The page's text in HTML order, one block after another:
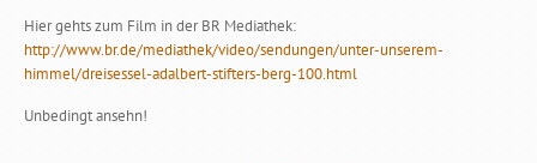
Hier gehts zum Film in der BR Mediathek:
http://www.br.de/mediathek/video/sendungen/unter-unserem-
himmel/dreisessel-adalbert-stifters-berg-100.html
Unbedingt ansehn!